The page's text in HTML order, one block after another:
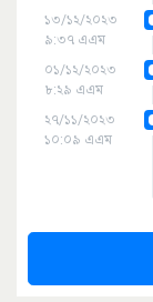
১৩/১২/২০২৩
৯:৩৭ এএম
০১/১২/২০২৩
৮:২৯ এএম
২৭/১১/২০২৩
১০:০৯ এএম